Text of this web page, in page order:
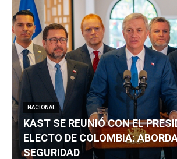
NACIONAL
KAST SE REUNIÓ CON EL
ELECTO DE COLOMBIA:
SEGURIDAD